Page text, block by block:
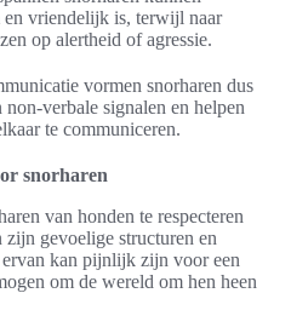
en vriendelijk is, terwijl naar
op alertheid of agressie.
vormen snorharen dus
verbale signalen en helpen
te communiceren.
snorharen
van honden te respecteren
zijn gevoelige structuren en
kan pijnlijk zijn voor een
om de wereld om hen heen